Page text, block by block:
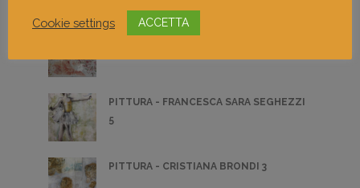
SILENZIOSO RAGGIRO
PITTURA - FRANCESCA SARA SEGHEZZI
5
PITTURA - CRISTIANA BRONDI 3
Cookie settings ACCETTA